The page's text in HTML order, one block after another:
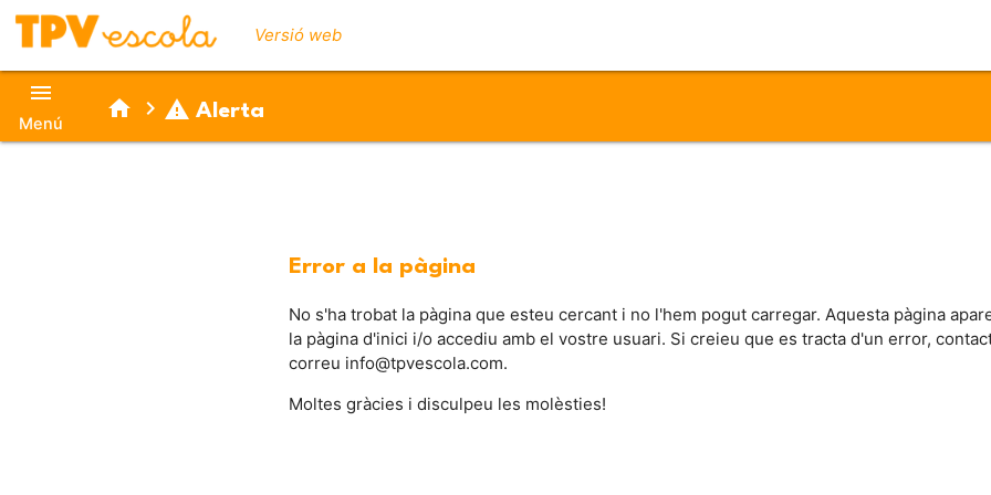
Versió web
menu
Menú
home chevron_right warning Alerta
Error a la pàgina
No s'ha trobat la pàgina que esteu cercant i no l'hem pogut carregar. Aquesta pàgina
la pàgina d'inici i/o accediu amb el vostre usuari. Si creieu que es tracta d'un error,
correu info@tpvescola.com.
Moltes gràcies i disculpeu les molèsties!